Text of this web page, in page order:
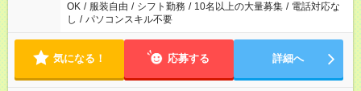
OK / 服装自由 / シフト勤務 / 10名以上の大量募集 / 電話対応な
し / パソコンスキル不要
気になる！ 応募する 詳細へ